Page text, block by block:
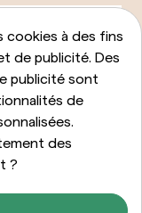
cookies à des fins
de publicité. Des
publicité sont
de
des
?